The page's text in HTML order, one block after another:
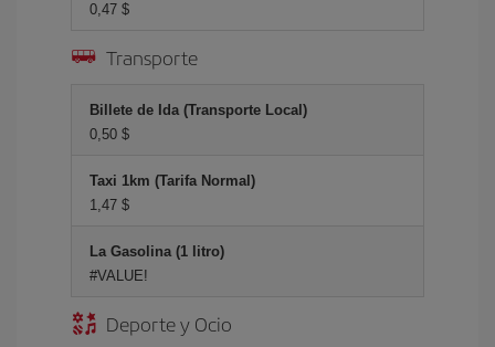
0,47 $
Transporte
Billete de Ida (Transporte Local)
0,50 $
Taxi 1km (Tarifa Normal)
1,47 $
La Gasolina (1 litro)
#VALUE!
Deporte y Ocio